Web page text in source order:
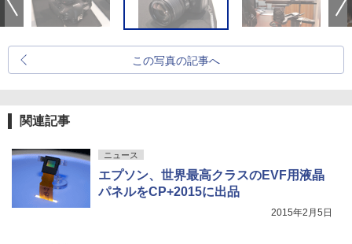
この写真の記事へ
関連記事
ニュース
エプソン、世界最高クラスのEVF用液晶
パネルをCP+2015に出品
2015年2月5日